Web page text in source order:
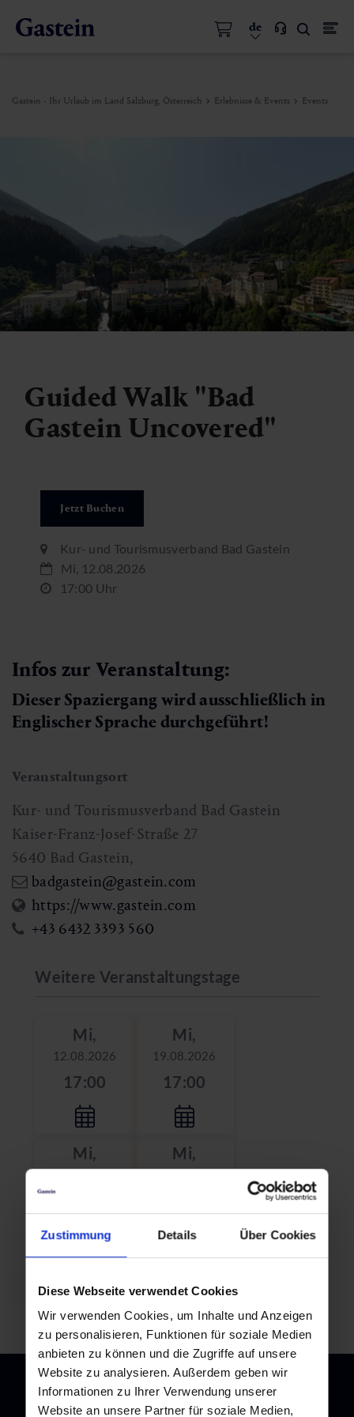
Zustimmung Details Über Cookies
Diese Webseite verwendet Cookies
Wir verwenden Cookies, um Inhalte und Anzeigen
zu personalisieren, Funktionen für soziale Medien
anbieten zu können und die Zugriffe auf unsere
Website zu analysieren. Außerdem geben wir
Informationen zu Ihrer Verwendung unserer
Website an unsere Partner für soziale Medien,
de
Gastein - Ihr Urlaub im Land Salzburg, Österreich Erlebnisse & Events Events
Guided Walk "Bad
Gastein Uncovered"
Jetzt Buchen
Kur- und Tourismusverband Bad Gastein
Mi, 12.08.2026
17:00 Uhr
Infos zur Veranstaltung:
Dieser Spaziergang wird ausschließlich in
Englischer Sprache durchgeführt!
Veranstaltungsort
Kur- und Tourismusverband Bad Gastein
Kaiser-Franz-Josef-Straße 27
5640 Bad Gastein,
badgastein@gastein.com
https://www.gastein.com
+43 6432 3393 560
Weitere Veranstaltungstage
Mi,
12.08.2026
17:00
Mi,
19.08.2026
17:00
Mi,
26.08.2026
Mi,
02.09.2026
Zurück zur Übersicht